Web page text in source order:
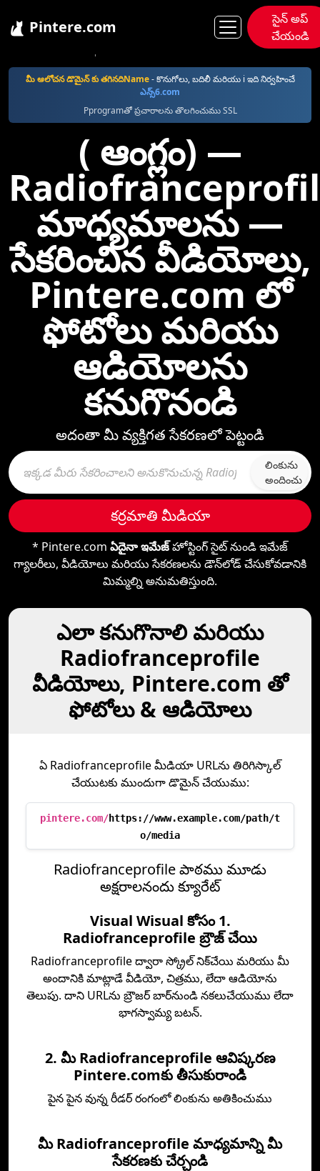
Pintere.com
సైన్ అప్
చేయండి
మీ ఆలోచన డొమైన్ కు తగినదిName- కొనుగోలు, బదిలీ మరియు i ఇది నిర్వహించే
ఎన్స్6.com
Pprogramతో ప్రచారాలను తొలగించుము SSL
( ఆంగ్లం) —⁠
మాధ్యమాలను —
సేకరించిన వీడియోలు,
Pintere.com లో
ఫోటోలు మరియు
ఆడియోలను
కనుగొనండి
అదంతా మీ వ్యక్తిగత సేకరణలో పెట్టండి
లింకును
అందించు
కర్రమాతి మీడియా
* Pintere.com ఏదైనా ఇమేజ్హోస్టింగ్ సైట్ నుండి ఇమేజ్
గ్యాలరీలు, వీడియోలు మరియు సేకరణలను డౌన్‌లోడ్ చేసుకోవడానికి
మిమ్మల్ని అనుమతిస్తుంది.
ఎలా కనుగొనాలి మరియు
Radiofranceprofile
వీడియోలు, Pintere.com తో
ఫోటోలు & ఆడియోలు
ఏ Radiofranceprofile మీడియా URLను తిరిగిస్కాల్
చేయుటకు ముందుగా డొమైన్ చేయుము:
pintere.com/https://www.example.com/path/t
o/media
Radiofranceprofile పాఠము మూడు
అక్షరాలనందు క్యూరేట్
Visual Wisual కోసం 1.
Radiofranceprofile బ్రౌజ్ చేయి
Radiofranceprofile ద్వారా స్క్రోల్ నిక్‌చేయి మరియు మీ
అందానికి మాట్లాడే వీడియో, చిత్రము, లేదా ఆడియోను
తెలుపు. దాని URLను బ్రౌజర్ బార్‌నుండి నకలుచేయుము లేదా
భాగస్వామ్య బటన్.
2. మీ Radiofranceprofile ఆవిష్కరణ
Pintere.comకు తీసుకురాండి
పైన పైన వున్న రీడర్ రంగంలో లింకును అతికించుము
మీ Radiofranceprofile మాధ్యమాన్ని మీ
సేకరణకు చేర్చండి